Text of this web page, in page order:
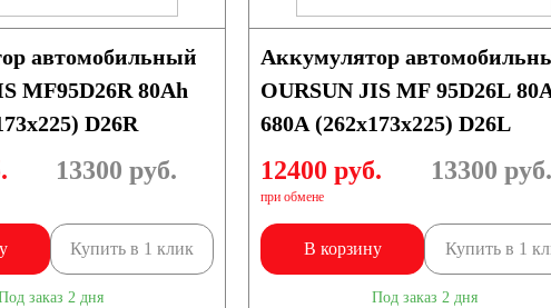
Тайланд
автомобильный
MF95D26R 80Ah
D26R
13300 руб.
Купить в 1 клик
заказ 2 дня
Аккумулятор
OURSUN JIS MF 95D26L
680А (262х173х225) D26L
12400 руб.
при обмене
13300 руб.
В корзину Купить в 1
Под заказ 2 дня